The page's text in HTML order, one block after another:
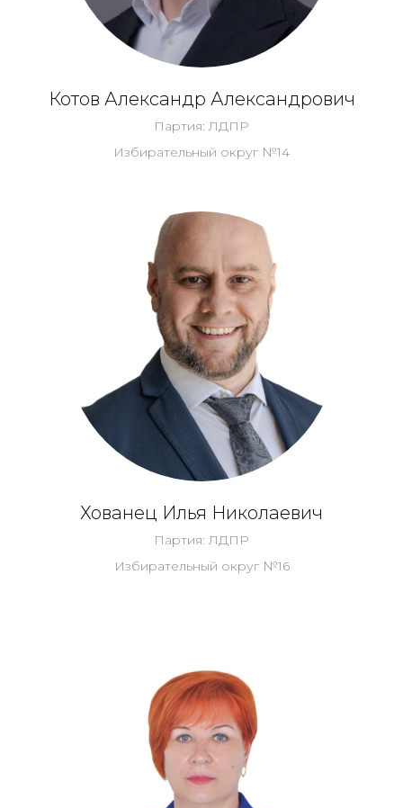
Котов Александр Александрович
Партия: ЛДПР
Избирательный округ №14
Хованец Илья Николаевич
Партия: ЛДПР
Избирательный округ №16